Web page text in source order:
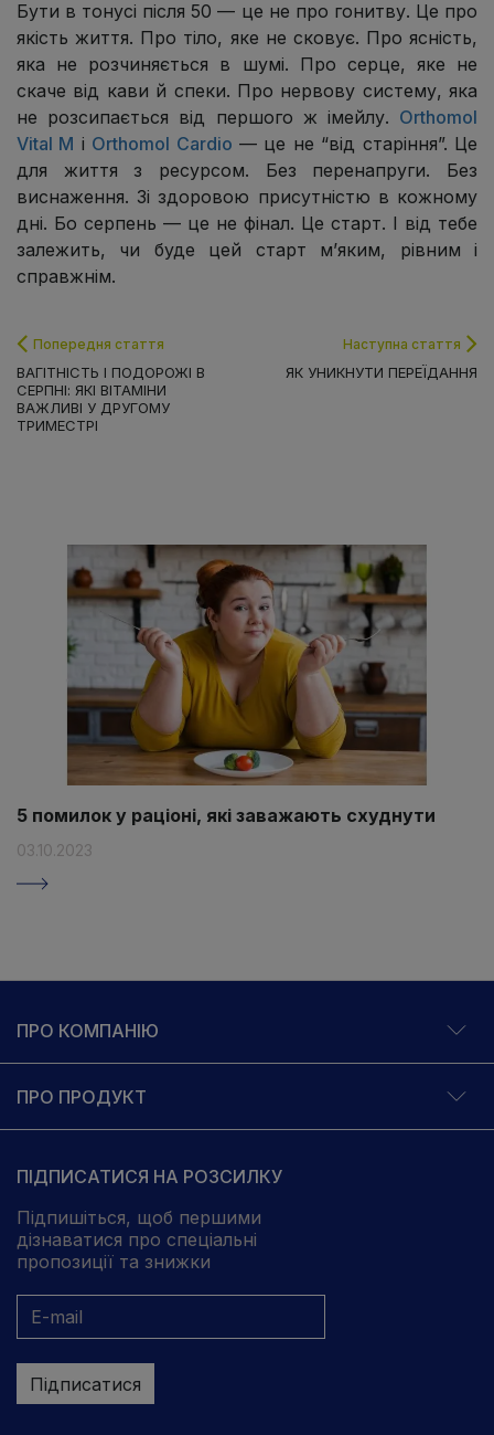
5 помилок у раціоні, які заважають схуднути
03.10.2023
Бути в тонусі після 50 — це не про гонитву. Це про
якість життя. Про тіло, яке не сковує. Про ясність,
яка не розчиняється в шумі. Про серце, яке не
скаче від кави й спеки. Про нервову систему, яка
не розсипається від першого ж імейлу. Orthomol
Vital M і Orthomol Cardio — це не “від старіння”. Це
для життя з ресурсом. Без перенапруги. Без
виснаження. Зі здоровою присутністю в кожному
дні. Бо серпень — це не фінал. Це старт. І від тебе
залежить, чи буде цей старт м’яким, рівним і
справжнім.
Попередня стаття
ВАГІТНІСТЬ І ПОДОРОЖІ В
СЕРПНІ: ЯКІ ВІТАМІНИ
ВАЖЛИВІ У ДРУГОМУ
ТРИМЕСТРІ
Наступна стаття
ЯК УНИКНУТИ ПЕРЕЇДАННЯ
ПРО КОМПАНІЮ
ПРО ПРОДУКТ
ПІДПИСАТИСЯ НА РОЗСИЛКУ
Підпишіться, щоб першими
дізнаватися про спеціальні
пропозиції та знижки
Підписатися